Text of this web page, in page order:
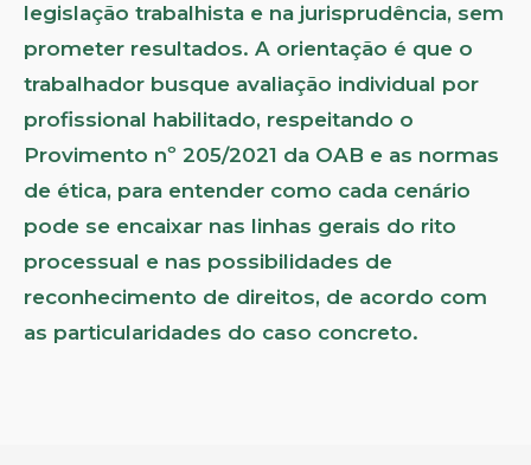
legislação trabalhista e na jurisprudência, sem
prometer resultados. A orientação é que o
trabalhador busque avaliação individual por
profissional habilitado, respeitando o
Provimento nº 205/2021 da OAB e as normas
de ética, para entender como cada cenário
pode se encaixar nas linhas gerais do rito
processual e nas possibilidades de
reconhecimento de direitos, de acordo com
as particularidades do caso concreto.